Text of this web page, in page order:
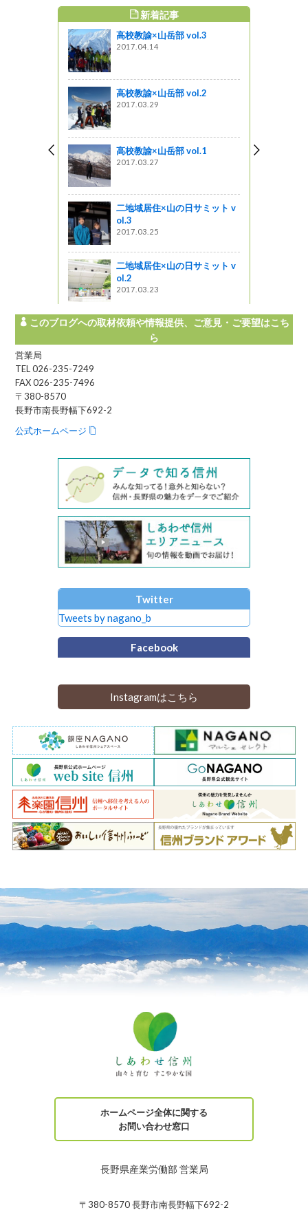
新着記事
高校教諭×山岳部 vol.3
2017.04.14
高校教諭×山岳部 vol.2
2017.03.29
高校教諭×山岳部 vol.1
2017.03.27
二地域居住×山の日サミット v
ol.3
2017.03.25
二地域居住×山の日サミット v
ol.2
2017.03.23
このブログへの取材依頼や情報提供、ご意見・ご要望はこち
ら
営業局
TEL 026-235-7249
FAX 026-235-7496
〒380-8570
長野市南長野幅下692-2
公式ホームページ
Twitter
Tweets by nagano_b
Facebook
Instagramはこちら
ホームページ全体に関する
お問い合わせ窓口
長野県産業労働部 営業局
〒380-8570 長野市南長野幅下692-2